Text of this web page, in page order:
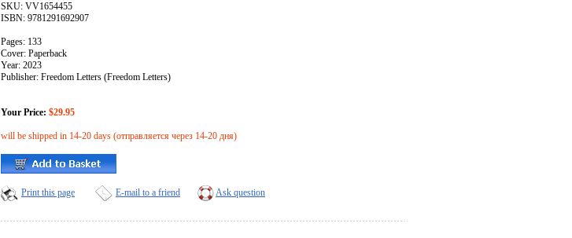
SKU: VV1654455
ISBN: 9781291692907
Pages: 133
Cover: Paperback
Year: 2023
Publisher: Freedom Letters (Freedom Letters)
Your Price: $29.95
will be shipped in 14-20 days (отправляется через 14-20 дня)
Print this page E-mail to a friend Ask question